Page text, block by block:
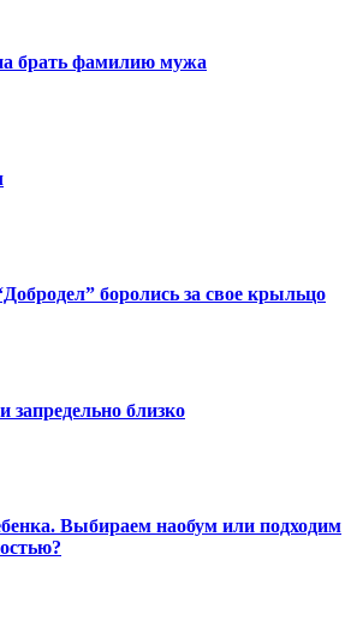
брать фамилию мужа
боролись за свое крыльцо
запредельно близко
Выбираем наобум или подходим